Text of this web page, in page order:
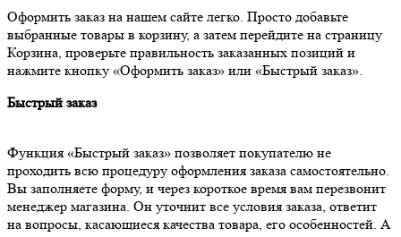
Оформить заказ на нашем сайте легко. Просто добавьте
выбранные товары в корзину, а затем перейдите на страницу
Корзина, проверьте правильность заказанных позиций и
нажмите кнопку «Оформить заказ» или «Быстрый заказ».
Быстрый заказ
Функция «Быстрый заказ» позволяет покупателю не
проходить всю процедуру оформления заказа самостоятельно.
Вы заполняете форму, и через короткое время вам перезвонит
менеджер магазина. Он уточнит все условия заказа, ответит
на вопросы, касающиеся качества товара, его особенностей. А